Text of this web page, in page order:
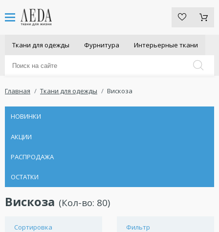
Ткани для одежды Фурнитура Интерьерные ткани
Главная Ткани для одежды Вискоза
НОВИНКИ
АКЦИИ
РАСПРОДАЖА
ОСТАТКИ
Вискоза (Кол-во: 80)
Сортировка Фильтр